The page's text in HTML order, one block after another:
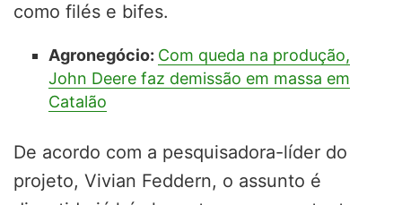
como filés e bifes.
Agronegócio: Com queda na produção,
John Deere faz demissão em massa em
Catalão
De acordo com a pesquisadora-líder do
projeto, Vivian Feddern, o assunto é